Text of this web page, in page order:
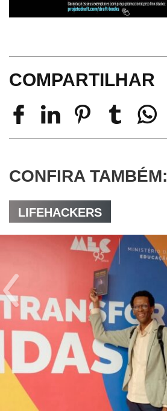
COMPARTILHAR
CONFIRA TAMBÉM:
LIFEHACKERS